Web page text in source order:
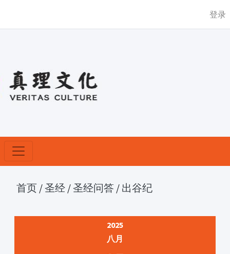
登录
首页 /圣经 /圣经问答 / 出谷纪
2025
八月